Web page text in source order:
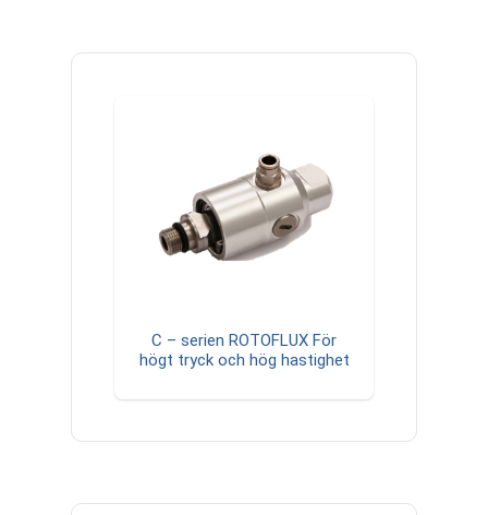
C – serien ROTOFLUX För
högt tryck och hög hastighet